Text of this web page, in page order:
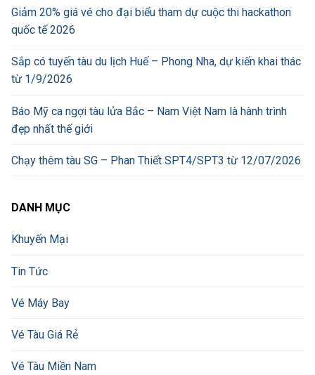
Giảm 20% giá vé cho đại biểu tham dự cuộc thi hackathon
quốc tế 2026
Sắp có tuyến tàu du lịch Huế – Phong Nha, dự kiến khai thác
từ 1/9/2026
Báo Mỹ ca ngợi tàu lửa Bắc – Nam Việt Nam là hành trình
đẹp nhất thế giới
Chạy thêm tàu SG – Phan Thiết SPT4/SPT3 từ 12/07/2026
DANH MỤC
Khuyến Mại
Tin Tức
Vé Máy Bay
Vé Tàu Giá Rẻ
Vé Tàu Miền Nam